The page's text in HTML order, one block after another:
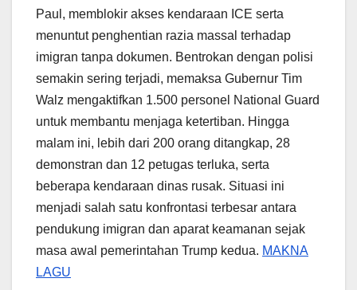
Paul, memblokir akses kendaraan ICE serta
menuntut penghentian razia massal terhadap
imigran tanpa dokumen. Bentrokan dengan polisi
semakin sering terjadi, memaksa Gubernur Tim
Walz mengaktifkan 1.500 personel National Guard
untuk membantu menjaga ketertiban. Hingga
malam ini, lebih dari 200 orang ditangkap, 28
demonstran dan 12 petugas terluka, serta
beberapa kendaraan dinas rusak. Situasi ini
menjadi salah satu konfrontasi terbesar antara
pendukung imigran dan aparat keamanan sejak
masa awal pemerintahan Trump kedua. MAKNA
LAGU